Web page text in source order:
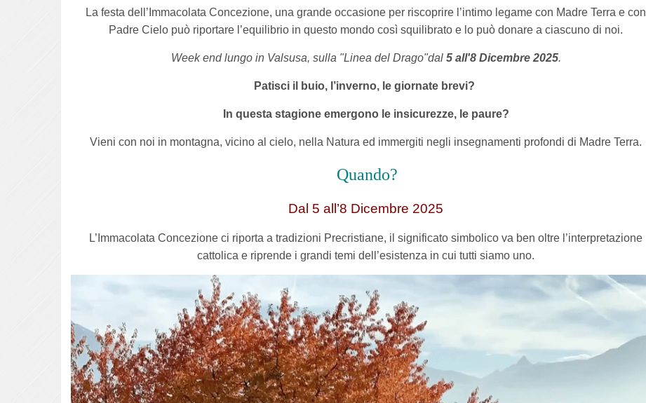
La festa dell’Immacolata Concezione, una grande occasione per riscoprire l’intimo legame con Madre Terra e con
Padre Cielo può riportare l’equilibrio in questo mondo così squilibrato e lo può donare a ciascuno di noi.
Week end lungo in Valsusa, sulla "Linea del Drago"dal 5 all'8 Dicembre 2025.
Patisci il buio, l’inverno, le giornate brevi?
In questa stagione emergono le insicurezze, le paure?
Vieni con noi in montagna, vicino al cielo, nella Natura ed immergiti negli insegnamenti profondi di Madre Terra.
Quando?
Dal 5 all’8 Dicembre 2025
L’Immacolata Concezione ci riporta a tradizioni Precristiane, il significato simbolico va ben oltre l’interpretazione
cattolica e riprende i grandi temi dell’esistenza in cui tutti siamo uno.